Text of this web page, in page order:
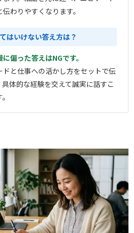
わりやすくなります。
はいけない答え方は？
偏った答えはNGです。
と仕事への活かし方をセットで伝
体的な経験を交えて誠実に話すこ